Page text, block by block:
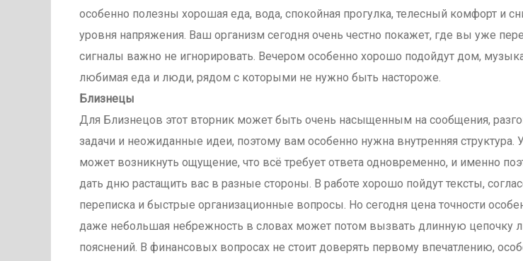
особенно полезны хорошая еда, вода, спокойная прогулка, телесный комфорт и
уровня напряжения. Ваш организм сегодня очень честно покажет, где вы уже
сигналы важно не игнорировать. Вечером особенно хорошо подойдут дом,
любимая еда и люди, рядом с которыми не нужно быть настороже.
Близнецы
Для Близнецов этот вторник может быть очень насыщенным на сообщения,
задачи и неожиданные идеи, поэтому вам особенно нужна внутренняя структура.
может возникнуть ощущение, что всё требует ответа одновременно, и именно
дать дню растащить вас в разные стороны. В работе хорошо пойдут тексты,
переписка и быстрые организационные вопросы. Но сегодня цена точности
даже небольшая небрежность в словах может потом вызвать длинную цепочку
пояснений. В финансовых вопросах не стоит доверять первому впечатлению,